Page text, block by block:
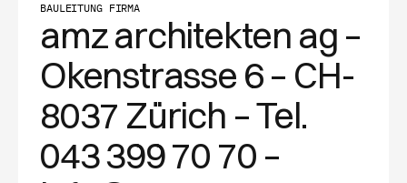
BAULEITUNG FIRMA
amz architekten ag –
Okenstrasse 6 – CH-
8037 Zürich – Tel.
043 399 70 70 –